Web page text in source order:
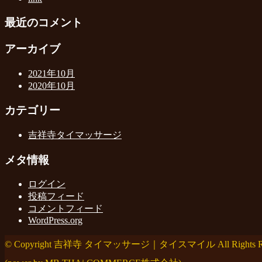
最近のコメント
アーカイブ
2021年10月
2020年10月
カテゴリー
吉祥寺タイマッサージ
メタ情報
ログイン
投稿フィード
コメントフィード
WordPress.org
© Copyright 吉祥寺 タイマッサージ｜タイスマイル All Rights